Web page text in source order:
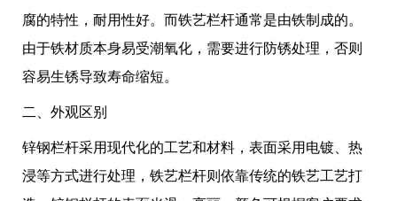
腐的特性，耐用性好。而铁艺栏杆通常是由铁制成的。
由于铁材质本身易受潮氧化，需要进行防锈处理，否则
容易生锈导致寿命缩短。
二、外观区别
锌钢栏杆采用现代化的工艺和材料，表面采用电镀、热
浸等方式进行处理，铁艺栏杆则依靠传统的铁艺工艺打